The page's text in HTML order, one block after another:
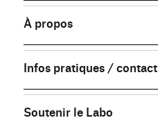
À propos
Infos pratiques / contact
Soutenir le Labo